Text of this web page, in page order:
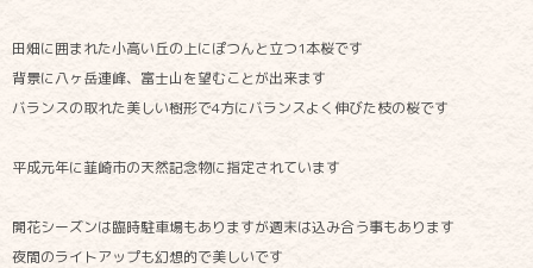
田畑に囲まれた小高い丘の上にぽつんと立つ1本桜です
背景に八ヶ岳連峰、富士山を望むことが出来ます
バランスの取れた美しい樹形で4方にバランスよく伸びた枝の桜です
平成元年に韮崎市の天然記念物に指定されています
開花シーズンは臨時駐車場もありますが週末は込み合う事もあります
夜間のライトアップも幻想的で美しいです